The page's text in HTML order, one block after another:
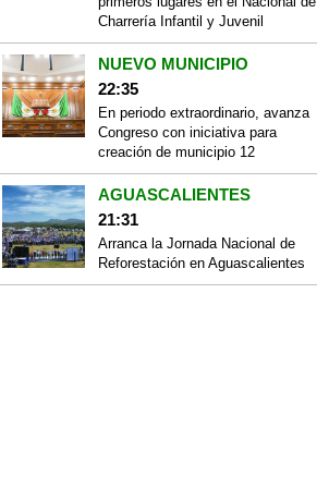
Charrería Infantil y Juvenil
NUEVO MUNICIPIO
22:35
En periodo extraordinario, avanza
Congreso con iniciativa para
creación de municipio 12
AGUASCALIENTES
21:31
Arranca la Jornada Nacional de
Reforestación en Aguascalientes